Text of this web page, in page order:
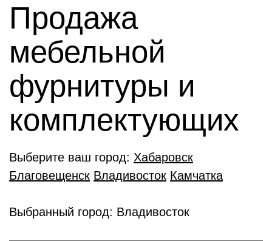
Продажа
мебельной
фурнитуры и
комплектующиx
Выберите ваш город: Хабаровск
Благовещенск Владивосток Камчатка
Выбранный город: Владивосток